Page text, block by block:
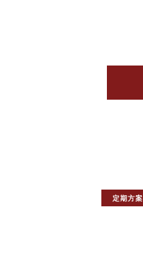
定期方案